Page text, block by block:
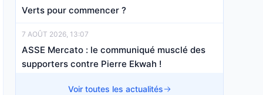
Verts pour commencer ?
7 AOÛT 2026, 13:07
ASSE Mercato : le communiqué musclé des
supporters contre Pierre Ekwah !
7 AOÛT 2026, 12:15Voir toutes les actualités